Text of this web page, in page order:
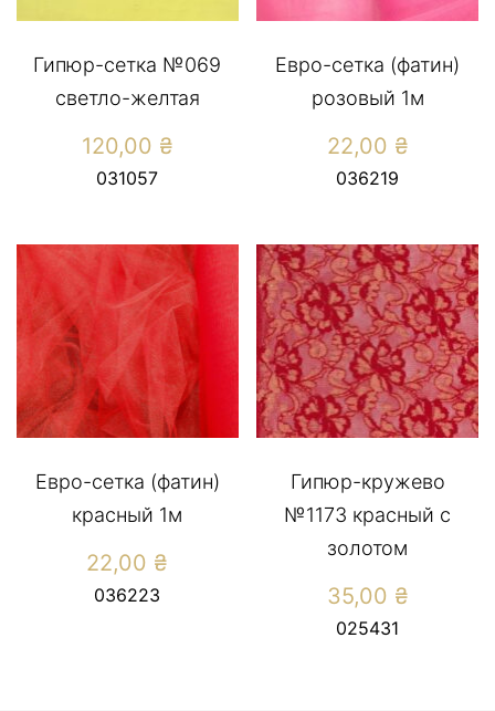
Гипюр-сетка №069
светло-желтая
120,00 ₴
031057
Евро-сетка (фатин)
розовый 1м
22,00 ₴
036219
Евро-сетка (фатин)
красный 1м
22,00 ₴
036223
Гипюр-кружево
№1173 красный с
золотом
35,00 ₴
025431